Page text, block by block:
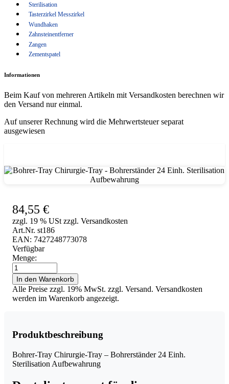
Sterilisation
Tasterzirkel Messzirkel
Wundhaken
Zahnsteinentferner
Zangen
Zementspatel
Informationen
Beim Kauf von mehreren Artikeln mit Versandkosten berechnen wir
den Versand nur einmal.
Auf unserer Rechnung wird die Mehrwertsteuer separat
ausgewiesen
84,55 €
zzgl. 19 % USt zzgl. Versandkosten
Art.Nr. st186
EAN: 7427248773078
Verfügbar
Menge:
Bohrer-
Tray
Chirurgie-
Tray
-
Einh.
Sterilisation
Menge
In den Warenkorb
Alle Preise zzgl. 19% MwSt. zzgl. Versand. Versandkosten
werden im Warenkorb angezeigt.
Produktbeschreibung
Bohrer-Tray Chirurgie-Tray – Bohrerständer 24 Einh.
Sterilisation Aufbewahrung